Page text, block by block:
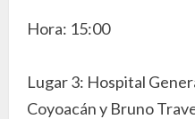
Hora: 15:00
Lugar 3: Hospital
Coyoacán y Bruno